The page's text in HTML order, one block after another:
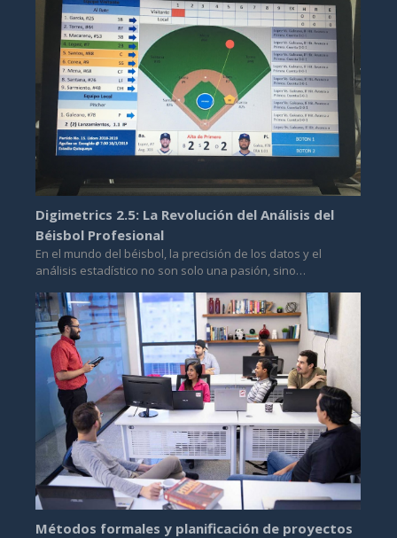
Digimetrics 2.5: La Revolución del Análisis del
Béisbol Profesional
En el mundo del béisbol, la precisión de los datos y el
análisis estadístico no son solo una pasión, sino…
Métodos formales y planificación de proyectos